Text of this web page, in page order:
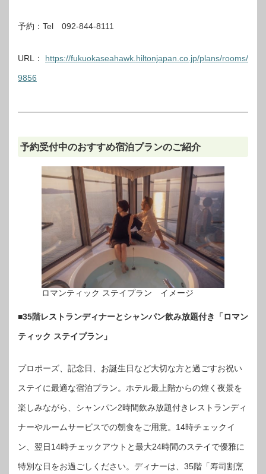
予約：Tel 092-844-8111
URL： https://fukuokaseahawk.hiltonjapan.co.jp/plans/rooms/
9856
予約受付中のおすすめ宿泊プランのご紹介
ロマンティック ステイプラン イメージ
■35階レストランディナーとシャンパン飲み放題付き「ロマン
ティック ステイプラン」
プロポーズ、記念日、お誕生日など大切な方と過ごすお祝い
ステイに最適な宿泊プラン。ホテル最上階からの煌く夜景を
楽しみながら、シャンパン2時間飲み放題付きレストランディ
ナーやルームサービスでの朝食をご用意。14時チェックイ
ン、翌日14時チェックアウトと最大24時間のステイで優雅に
特別な日をお過ごしください。ディナーは、35階「寿司割烹